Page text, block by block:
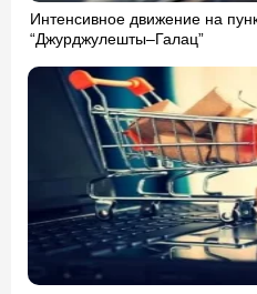
Интенсивное движение на
“Джурджулешты–Галац”